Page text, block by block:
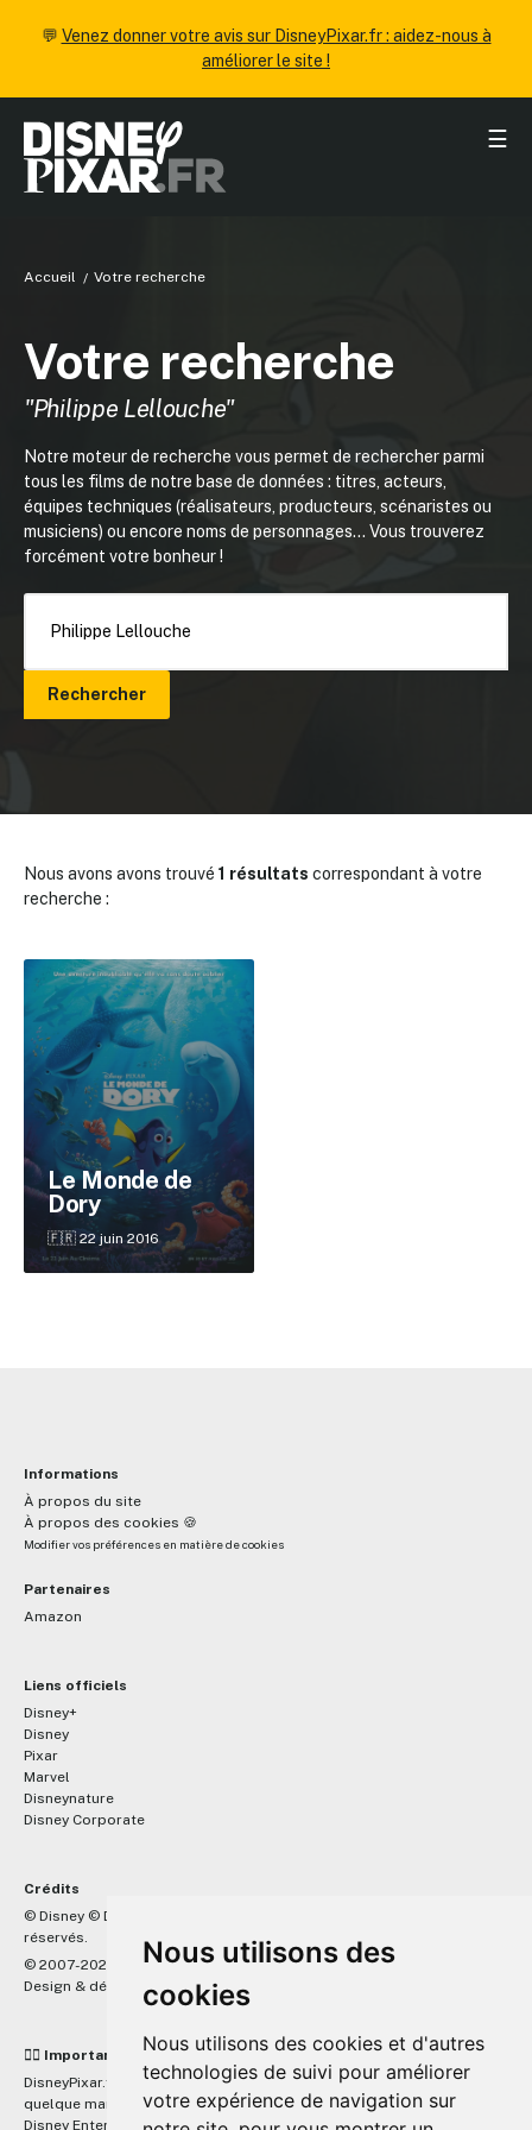
Nous utilisons des
cookies
Nous utilisons des cookies et d'autres
technologies de suivi pour améliorer
votre expérience de navigation sur
💬 Venez donner votre avis sur DisneyPixar.fr : aidez-nous à
améliorer le site !
☰
Accueil Votre recherche
Votre recherche
"Philippe Lellouche"
Notre moteur de recherche vous permet de rechercher parmi
tous les films de notre base de données : titres, acteurs,
équipes techniques (réalisateurs, producteurs, scénaristes ou
musiciens) ou encore noms de personnages... Vous trouverez
forcément votre bonheur !
Rechercher
Nous avons avons trouvé 1 résultats correspondant à votre
recherche :
Le Monde de
Dory
🇫🇷 22 juin 2016
Informations
À propos du site
À propos des cookies 🍪
Modifier vos préférences en matière de cookies
Partenaires
Amazon
Liens officiels
Disney+
Disney
Pixar
Marvel
Disneynature
Disney Corporate
Crédits
© Disney © Disney/Pixar © &
réservés.
© 2007-2026 DisneyPixar.fr
Design & développement :MonsieurPaul
☝🏼 Important
DisneyPixar.fr est un site indépendant et n'est en aucun cas lié de
quelque manière que ce soit avec The Walt Disney Company, Pixar,
Disney Enterprises, Inc ou leurs dérivés ou associés. Toute demande
✕